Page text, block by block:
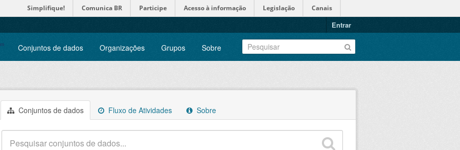
Simplifique! Comunica BR Participe Acesso à informação Legislação Canais
Entrar
Conjuntos de dados Organizações Grupos Sobre
Conjuntos de dados Fluxo de Atividades Sobre